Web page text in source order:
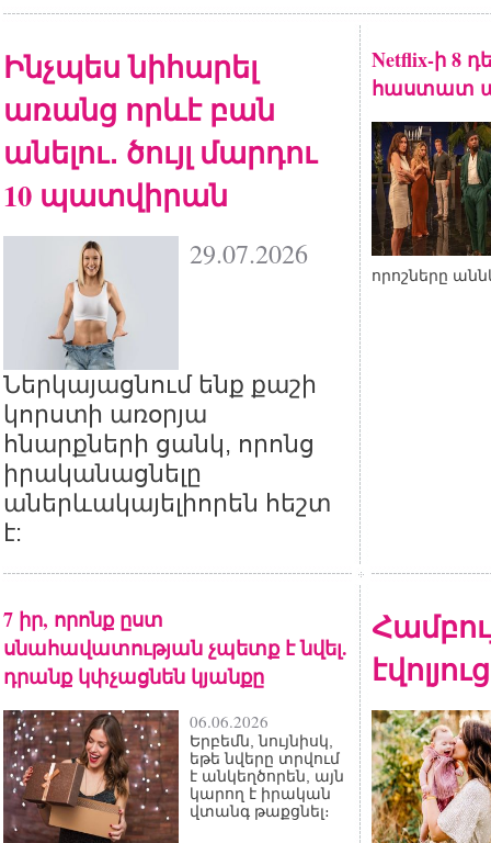
Ինչպես նիհարել
առանց որևէ բան
անելու․ ծույլ մարդու
10 պատվիրան
29.07.2026
Ներկայացնում ենք քաշի
կորստի առօրյա
հնարքների ցանկ, որոնց
իրականացնելը
աներևակայելիորեն հեշտ
է:
Netflix-ի 8
հաստատ
որոշները
7 իր, որոնք ըստ
սնահավատության չպետք է նվել.
դրանք կփչացնեն կյանքը
06.06.2026
Երբեմն, նույնիսկ,
եթե նվերը տրվում
է անկեղծորեն, այն
կարող է իրական
վտանգ թաքցնել։